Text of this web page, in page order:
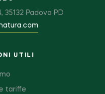
35132 Padova PD
UTILI
tariffe